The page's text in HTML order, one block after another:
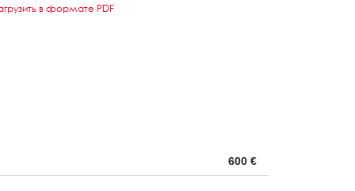
в формате PDF
600 €